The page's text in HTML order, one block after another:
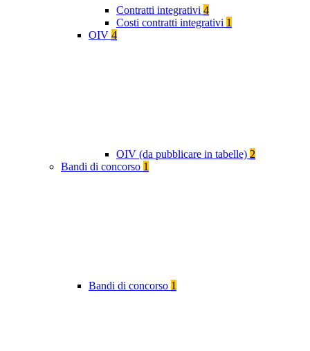
Contratti integrativi 4
Costi contratti integrativi 1
OIV 4
OIV (da pubblicare in tabelle) 2
Bandi di concorso 1
Bandi di concorso 1